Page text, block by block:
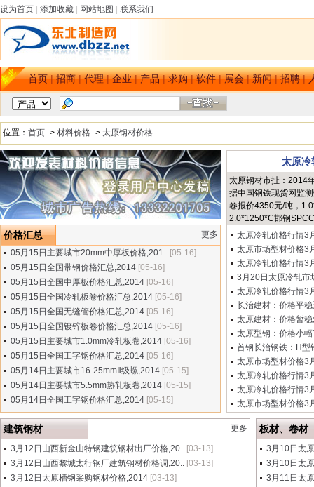
设为首页 添加收藏 网站地图 联系我们
首页|招商|代理|企业|产品|求购|软件|展会|新闻|招聘|
位置： 首页 -> 材料价格 -> 太原钢材价格
价格汇总
更多
05月15日主要城市20mm中厚板价格,201.. [05-16]
05月15日全国带钢价格汇总,2014 [05-16]
05月15日全国中厚板价格汇总,2014 [05-16]
05月15日全国冷轧板卷价格汇总,2014 [05-16]
05月15日全国无缝管价格汇总,2014 [05-16]
05月15日全国镀锌板卷价格汇总,2014 [05-16]
05月15日主要城市1.0mm冷轧板卷,2014 [05-16]
05月15日全国工字钢价格汇总,2014 [05-16]
05月14日主要城市16-25mmⅡ级螺,2014 [05-15]
05月14日主要城市5.5mm热轧板卷,2014 [05-15]
05月14日全国工字钢价格汇总,2014 [05-15]
太原冷
太原钢材市扯：2014
据中国钢铁现货网监
卷报价4350元/吨，
2.0*1250*C邯钢
太原冷轧价格行情3
太原市场型材价格3
太原冷轧价格行情3
3月20日太原冷轧市
太原冷轧价格行情3
长治建材：价格平
太原建材：价格暂
太原型钢：价格小
首钢长治钢铁：H型
太原市场型材价格3
太原冷轧价格行情3
太原冷轧价格行情3
太原市场型材价格3
建筑钢材 更多
3月12日山西新金山特钢建筑钢材出厂价格,20.. [03-13]
3月12日山西黎城太行钢厂建筑钢材价格调,20.. [03-13]
3月12日太原槽钢采购钢材价格,2014 [03-13]
板材、卷材
3月10日太
3月10日太
3月11日太